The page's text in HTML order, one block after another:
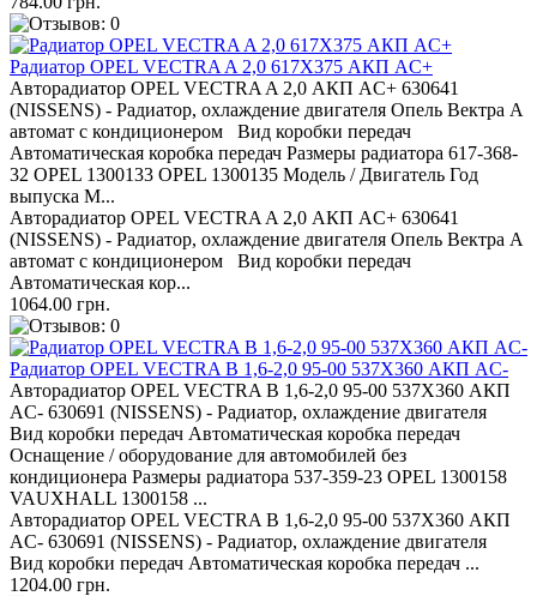
Радиатор OPEL VECTRA A 2,0 617Х375 АКП AC+
Авторадиатор OPEL VECTRA A 2,0 АКП AC+ 630641
(NISSENS) - Радиатор, охлаждение двигателя Опель Вектра А
автомат с кондиционером Вид коробки передач
Автоматическая коробка передач Размеры радиатора 617-368-
32 OPEL 1300133 OPEL 1300135 Модель / Двигатель Год
выпуска М...
Авторадиатор OPEL VECTRA A 2,0 АКП AC+ 630641
(NISSENS) - Радиатор, охлаждение двигателя Опель Вектра А
автомат с кондиционером Вид коробки передач
Автоматическая кор...
1064.00 грн.
Радиатор OPEL VECTRA B 1,6-2,0 95-00 537X360 АКП AC-
Авторадиатор OPEL VECTRA B 1,6-2,0 95-00 537X360 АКП
AC- 630691 (NISSENS) - Радиатор, охлаждение двигателя
Вид коробки передач Автоматическая коробка передач
Оснащение / оборудование для автомобилей без
кондиционера Размеры радиатора 537-359-23 OPEL 1300158
VAUXHALL 1300158 ...
Авторадиатор OPEL VECTRA B 1,6-2,0 95-00 537X360 АКП
AC- 630691 (NISSENS) - Радиатор, охлаждение двигателя
Вид коробки передач Автоматическая коробка передач ...
1204.00 грн.